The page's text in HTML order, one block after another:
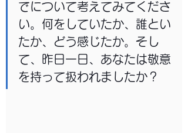
でについて考えてみてくださ
い。何をしていたか、誰とい
たか、どう感じたか。そし
て、昨日一日、あなたは敬意
を持って扱われましたか？